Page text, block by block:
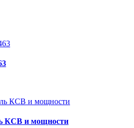
КСВ и мощности